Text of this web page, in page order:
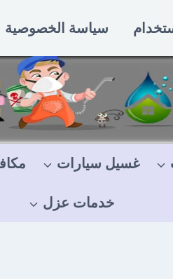
سياسة الخصوصية
غسيل سيارات
خدمات عزل